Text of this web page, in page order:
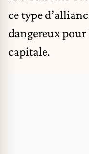
ce type
dangereux
capitale.